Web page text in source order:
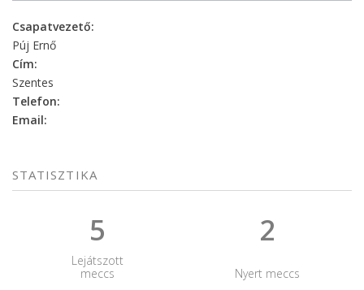
Csapatvezető:
Púj Ernő
Cím:
Szentes
Telefon:
Email:
STATISZTIKA
5
Lejátszott
meccs
2
Nyert meccs